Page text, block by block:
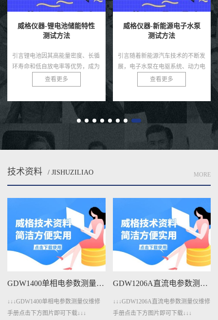
威格仪器-锂电池储能特性
测试方法
引言锂电池因其高能量密度、长循
环寿命和低自放电率等优势，成为
现代储能领域的核心技术，广泛应
用于电动汽车、可再生能源储能系
查看更多
威格仪器-新能源电子水泵
测试方法
引言随着新能源汽车技术的不断发
展，电子水泵在电驱系统、动力电
池、热管理模块等环节中起着至关
重要的冷却作用。相比传统机械水
能...
查看更多
技术资料 / JISHUZILIAO MORE
GDW1400单相电参数测量仪维修手册下载
↓↓↓GDW1400单相电参数测量仪维修
手册点击下方图片即可下载↓↓↓
GDW1206A直流电参数测量仪维修手册下载
↓↓↓GDW1206A直流电参数测量仪维修
手册点击下方图片即可下载↓↓↓